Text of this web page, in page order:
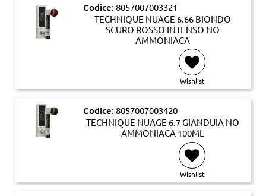
Codice: 8057007003321
TECHNIQUE NUAGE 6.66 BIONDO
SCURO ROSSO INTENSO NO
AMMONIACA
Wishlist
Codice: 8057007003420
TECHNIQUE NUAGE 6.7 GIANDUIA NO
AMMONIACA 100ML
Wishlist